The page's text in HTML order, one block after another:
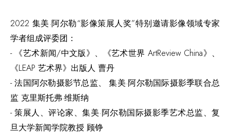
2022 集美·阿尔勒“影像策展人奖”特别邀请影像领域专家
学者组成评委团：
- 《艺术新闻/中文版》、《艺术世界 ArtReview China》、
《LEAP 艺术界》出版人 曹丹
- 法国阿尔勒摄影节总监、 集美·阿尔勒国际摄影季联合总
监 克里斯托弗·维斯纳
- 策展人、评论家、集美·阿尔勒国际摄影季艺术总监、复
旦大学新闻学院教授 顾铮